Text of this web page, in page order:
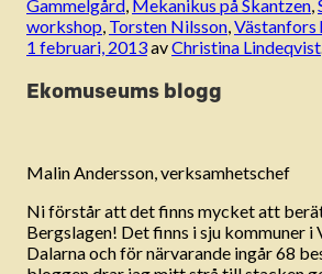
Gammelgård, Mekanikus på Skantzen,
workshop, Torsten Nilsson,Västanfors
1 februari, 2013avChristina Lindeqvist
Ekomuseums blogg
Malin Andersson, verksamhetschef
Ni förstår att det finns mycket att
Bergslagen! Det finns i sju kommuner i
Dalarna och för närvarande ingår 68